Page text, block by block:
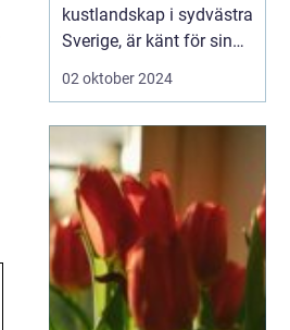
kustlandskap i sydvästra
Sverige, är känt för sin
vackra natur, långa
Området är en populär
destination för
semesterfirare som
söker lugn och
avkoppling från stadens
brus. Bland Hallands
böljande åk...
02 oktober 2024